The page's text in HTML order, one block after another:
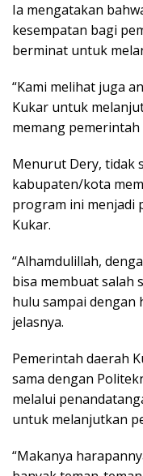
Ia mengatakan
kesempatan bagi
berminat untuk
“Kami melihat juga
Kukar untuk
memang
Menurut Dery, tidak
kabupaten/kota
program ini menjadi
Kukar.
“Alhamdulillah,
bisa membuat salah
hulu sampai dengan
jelasnya.
Pemerintah daerah
sama dengan
melalui
untuk melanjutkan
“Makanya